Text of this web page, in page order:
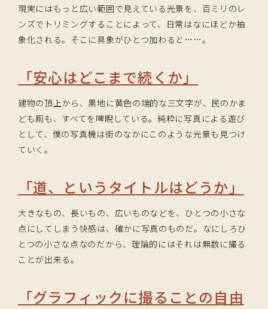
現実にはもっと広い範囲で見えている光景を、百ミリのレ
ンズでトリミングすることによって、日常はなにほどか抽
象化される。そこに具象がひとつ加わると……。
「安心はどこまで続くか」
建物の頂上から、黒地に黄色の端的な三文字が、民のかま
ども厠も、すべてを啤睨している。純粋に写真による遊び
として、僕の写真機は街のなかにこのような光景も見つけ
ていく。
「道、というタイトルはどうか」
大きなもの、長いもの、広いものなどを、ひとつの小さな
点にしてしまう快感は、確かに写真のものだ。なにしろひ
とつの小さな点なのだから、理論的にはそれは無数に撮る
ことが出来る。
「グラフィックに撮ることの自由